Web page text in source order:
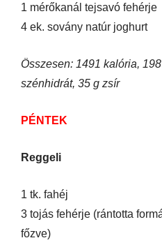
1 mérőkanál tejsavó fehérje
4 ek. sovány natúr joghurt
Összesen: 1491 kalória,
szénhidrát, 35 g zsír
PÉNTEK
Reggeli
1 tk. fahéj
3 tojás fehérje (rántotta
főzve)